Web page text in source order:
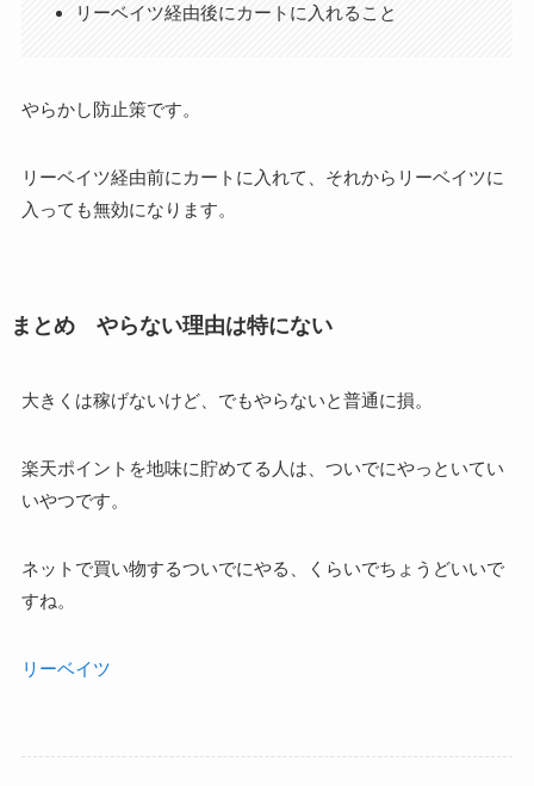
リーベイツ経由後にカートに入れること
やらかし防止策です。
リーベイツ経由前にカートに入れて、それからリーベイツに
入っても無効になります。
まとめ やらない理由は特にない
大きくは稼げないけど、でもやらないと普通に損。
楽天ポイントを地味に貯めてる人は、ついでにやっといてい
いやつです。
ネットで買い物するついでにやる、くらいでちょうどいいで
すね。
リーベイツ